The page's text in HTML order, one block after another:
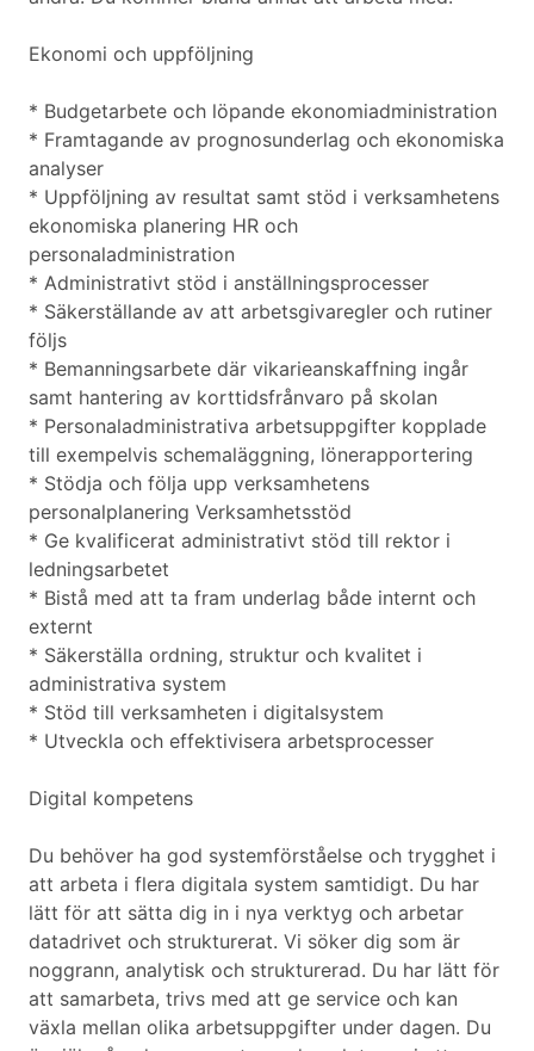
Ekonomi och uppföljning
* Budgetarbete och löpande ekonomiadministration
* Framtagande av prognosunderlag och ekonomiska
analyser
* Uppföljning av resultat samt stöd i verksamhetens
ekonomiska planering HR och
personaladministration
* Administrativt stöd i anställningsprocesser
* Säkerställande av att arbetsgivaregler och rutiner
följs
* Bemanningsarbete där vikarieanskaffning ingår
samt hantering av korttidsfrånvaro på skolan
* Personaladministrativa arbetsuppgifter kopplade
till exempelvis schemaläggning, lönerapportering
* Stödja och följa upp verksamhetens
personalplanering Verksamhetsstöd
* Ge kvalificerat administrativt stöd till rektor i
ledningsarbetet
* Bistå med att ta fram underlag både internt och
externt
* Säkerställa ordning, struktur och kvalitet i
administrativa system
* Stöd till verksamheten i digitalsystem
* Utveckla och effektivisera arbetsprocesser
Digital kompetens
Du behöver ha god systemförståelse och trygghet i
att arbeta i flera digitala system samtidigt. Du har
lätt för att sätta dig in i nya verktyg och arbetar
datadrivet och strukturerat. Vi söker dig som är
noggrann, analytisk och strukturerad. Du har lätt för
att samarbeta, trivs med att ge service och kan
växla mellan olika arbetsuppgifter under dagen. Du